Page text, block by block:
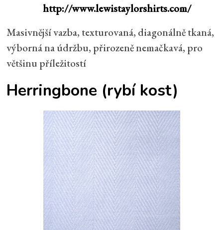
http://www.lewistaylorshirts.com/
Masivnější vazba, texturovaná, diagonálně tkaná,
výborná na údržbu, přirozeně nemačkavá, pro
většinu příležitostí
Herringbone (rybí kost)